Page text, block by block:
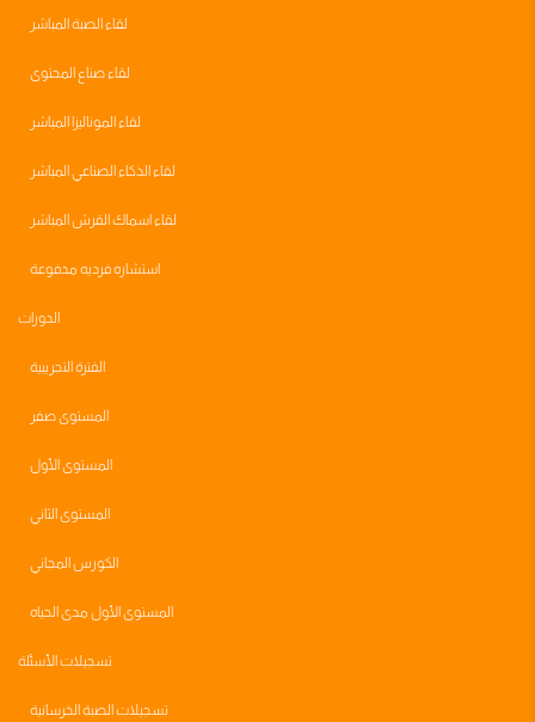
لقاء الصبة المباشر
لقاء صناع المحتوى
لقاء الموناليزا المباشر
لقاء الذكاء الصناعي المباشر
لقاء اسماك القرش المباشر
استشاره فرديه مدفوعة
الدورات
الفترة التجريبية
المستوى صفر
المستوى الأول
المستوى الثاني
الكورس المجاني
المستوى الأول مدى الحياه
تسجيلات الأسئلة
تسجيلات الصبة الخرسانية